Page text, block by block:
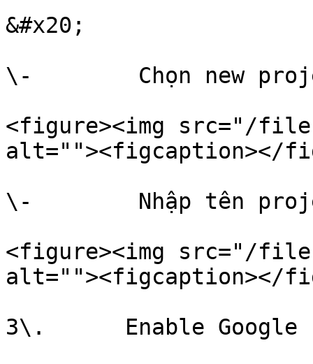
&#x20;
\-        Chọn new
<figure><img src="/files/
alt=""><figcaption></
\-        Nhập tên
<figure><img src="/files/
alt=""><figcaption></
3\.      Enable Google